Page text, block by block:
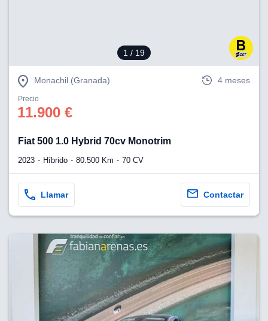
1 / 19
Monachil (Granada) 4 meses
Precio
11.900 €
Fiat 500 1.0 Hybrid 70cv Monotrim
2023 Híbrido 80.500 Km 70 CV
Llamar Contactar